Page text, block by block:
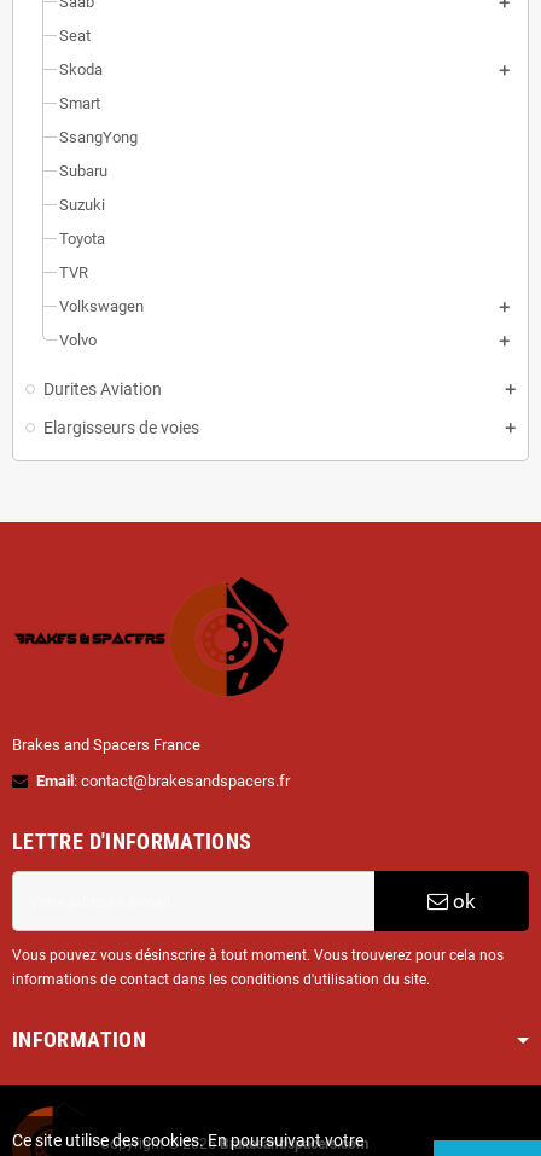
Seat
Skoda
Smart
SsangYong
Subaru
Suzuki
Toyota
TVR
Volkswagen
Volvo
Durites Aviation
Elargisseurs de voies
Brakes and Spacers France
Email : contact@brakesandspacers.fr
LETTRE D'INFORMATIONS
ok
Vous pouvez vous désinscrire à tout moment. Vous trouverez pour cela nos
informations de contact dans les conditions d'utilisation du site.
INFORMATION
Copyright © 2025Brakesandspacers.com
Ce site utilise des cookies. En poursuivant votre